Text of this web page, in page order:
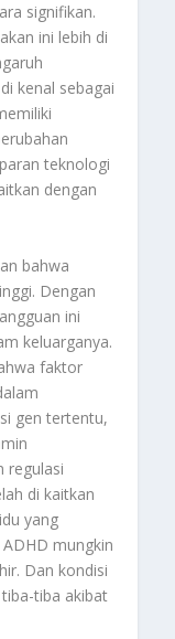
signifikan.
ini lebih di
kenal sebagai
teknologi
dengan
bahwa
Dengan
ini
keluarganya.
faktor
gen tertentu,
regulasi
di kaitkan
yang
mungkin
Dan kondisi
tiba akibat